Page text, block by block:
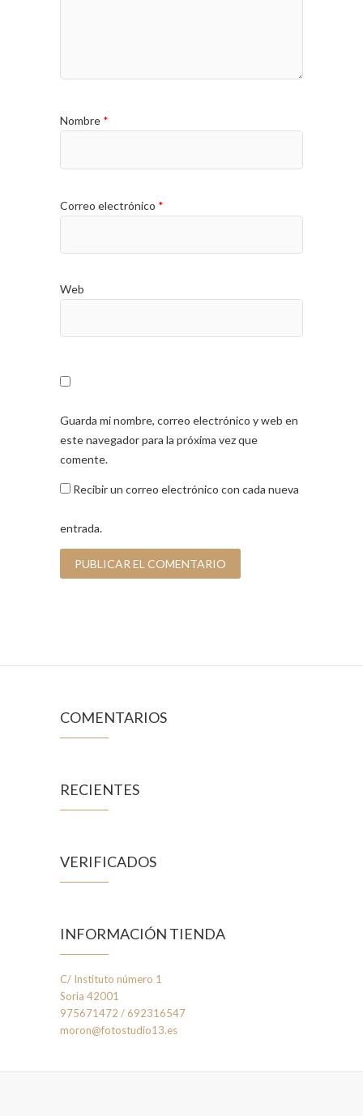
Nombre *
Correo electrónico *
Web
Guarda mi nombre, correo electrónico y web en
este navegador para la próxima vez que
comente.
Recibir un correo electrónico con cada nueva
entrada.
COMENTARIOS
RECIENTES
VERIFICADOS
INFORMACIÓN TIENDA
C/ Instituto número 1
Soria 42001
975671472 / 692316547
moron@fotostudio13.es